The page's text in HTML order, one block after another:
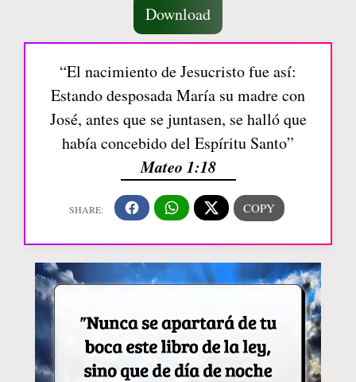
Download
“El nacimiento de Jesucristo fue así:
Estando desposada María su madre con
José, antes que se juntasen, se halló que
había concebido del Espíritu Santo”
Mateo 1:18